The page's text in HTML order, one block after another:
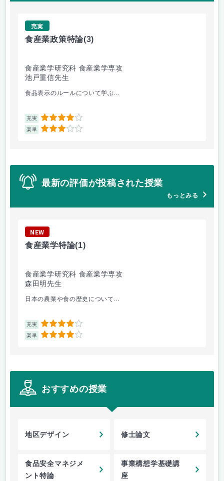
充実
食産業政策特論(3)
食産業学研究科 食産業学専攻
池戸重信先生
食品表示のルールについて学ぶ...
充実 4
楽単 3
最新の評価が投稿された授業
もっとみる
NEW
食産業学特論(1)
食産業学研究科 食産業学専攻
森田明先生
日本の農業や食の歴史について...
充実 4
楽単 4
おすすめの授業
地区デザイン 修士論文
食品安全マネジメ
ント特論
事業構想学基礎講
座